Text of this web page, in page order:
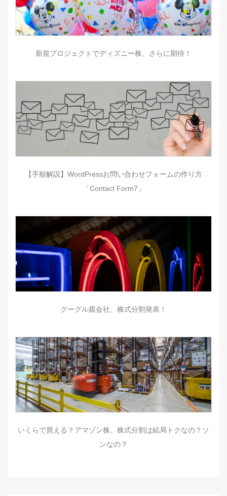
新規プロジェクトでディズニー株、さらに期待！
【手順解説】WordPressお問い合わせフォームの作り方
「Contact Form7」
グーグル親会社、株式分割発表！
いくらで買える？アマゾン株、株式分割は結局トクなの？ソ
ンなの？